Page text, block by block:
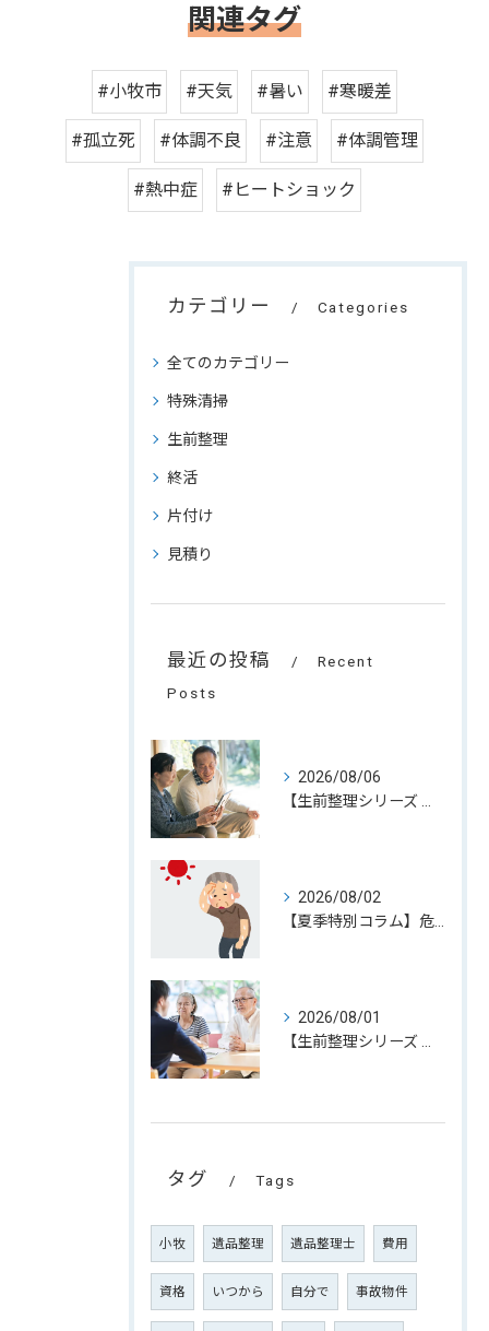
関連タグ
#小牧市 #天気 #暑い #寒暖差
#孤立死 #体調不良 #注意 #体調管理
#熱中症 #ヒートショック
カテゴリー Categories
全てのカテゴリー
特殊清掃
生前整理
終活
片付け
見積り
最近の投稿
Recent
Posts
2026/08/06
【生前整理シリーズ 第6回】デジタル遺品とエンディングノート。家族が困らないために、今できる準備
2026/08/02
【夏季特別コラム】危険な暑さから大切な人を守るために。地元小牧市でも進められている熱中症対策
2026/08/01
【生前整理シリーズ 第5回】 お盆は家族で生前整理を話し合う良い機会。大切なのは「聞くこと」から始めること
タグ Tags
小牧 遺品整理 遺品整理士 費用
資格 いつから 自分で 事故物件